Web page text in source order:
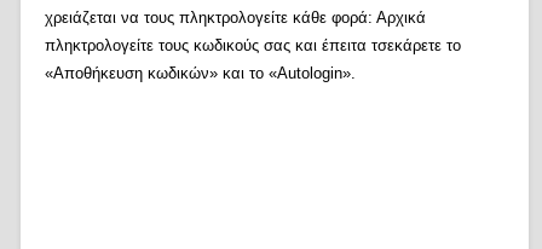
χρειάζεται να τους πληκτρολογείτε κάθε φορά: Αρχικά
πληκτρολογείτε τους κωδικούς σας και έπειτα τσεκάρετε το
«Αποθήκευση κωδικών» και το «Autologin».